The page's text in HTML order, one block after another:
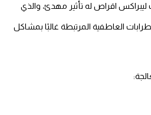
ليبراكس اقراص له تأثير مهدئ، والذي
العاطفية المرتبطة غالبًا بمشاكل